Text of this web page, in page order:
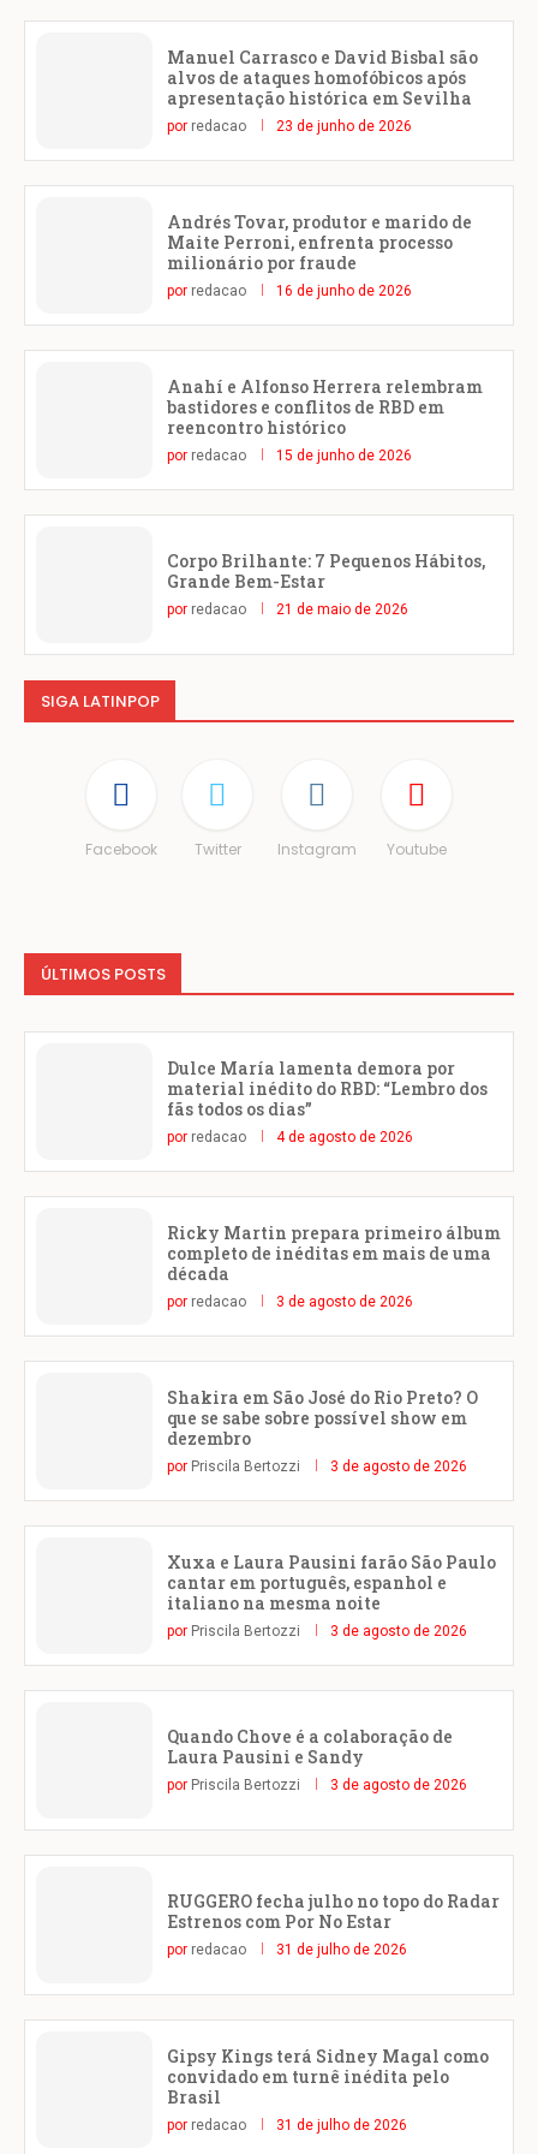
Manuel Carrasco e David Bisbal são
alvos de ataques homofóbicos após
apresentação histórica em Sevilha
por redacao 23 de junho de 2026
Andrés Tovar, produtor e marido de
Maite Perroni, enfrenta processo
milionário por fraude
por redacao 16 de junho de 2026
Anahí e Alfonso Herrera relembram
bastidores e conflitos de RBD em
reencontro histórico
por redacao 15 de junho de 2026
Corpo Brilhante: 7 Pequenos Hábitos,
Grande Bem-Estar
por redacao 21 de maio de 2026
SIGA LATINPOP
Facebook Twitter Instagram Youtube
ÚLTIMOS POSTS
Dulce María lamenta demora por
material inédito do RBD: “Lembro dos
fãs todos os dias”
por redacao 4 de agosto de 2026
Ricky Martin prepara primeiro álbum
completo de inéditas em mais de uma
década
por redacao 3 de agosto de 2026
Shakira em São José do Rio Preto? O
que se sabe sobre possível show em
dezembro
por Priscila Bertozzi 3 de agosto de 2026
Xuxa e Laura Pausini farão São Paulo
cantar em português, espanhol e
italiano na mesma noite
por Priscila Bertozzi 3 de agosto de 2026
Quando Chove é a colaboração de
Laura Pausini e Sandy
por Priscila Bertozzi 3 de agosto de 2026
RUGGERO fecha julho no topo do Radar
Estrenos com Por No Estar
por redacao 31 de julho de 2026
Gipsy Kings terá Sidney Magal como
convidado em turnê inédita pelo
Brasil
por redacao 31 de julho de 2026